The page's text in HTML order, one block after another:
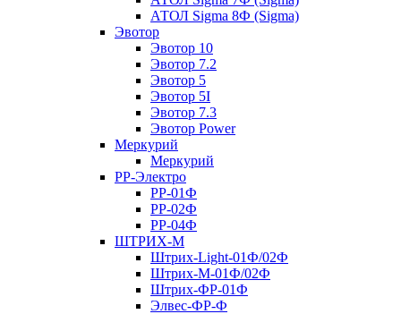
АТОЛ Sigma 8Ф (Sigma)
Эвотор
Эвотор 10
Эвотор 7.2
Эвотор 5
Эвотор 5I
Эвотор 7.3
Эвотор Power
Меркурий
Меркурий
РР-Электро
РР-01Ф
РР-02Ф
РР-04Ф
ШТРИХ-М
Штрих-Light-01Ф/02Ф
Штрих-М-01Ф/02Ф
Штрих-ФР-01Ф
Элвес-ФР-Ф